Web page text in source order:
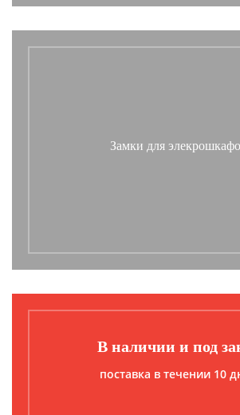
Замки для
В наличии и под
поставка в течении 10